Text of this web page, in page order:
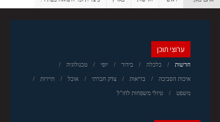
ערוצי תוכן
חדשות כלכלה בידור יופי טכנולוגיה
איכות הסביבה בריאות צדק חברתי אוכל תיירות
משפט טיולי משפחות לחו"ל